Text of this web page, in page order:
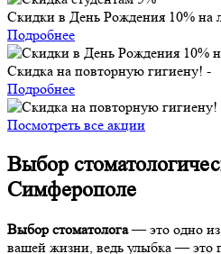
Скидки в День Рождения 10% на
Подробнее
Скидка на повторную гигиену! -
Подробнее
Посмотреть все акции
Выбор
Симферополе
Выбор стоматолога— это одно
вашей жизни, ведь улыбка — это